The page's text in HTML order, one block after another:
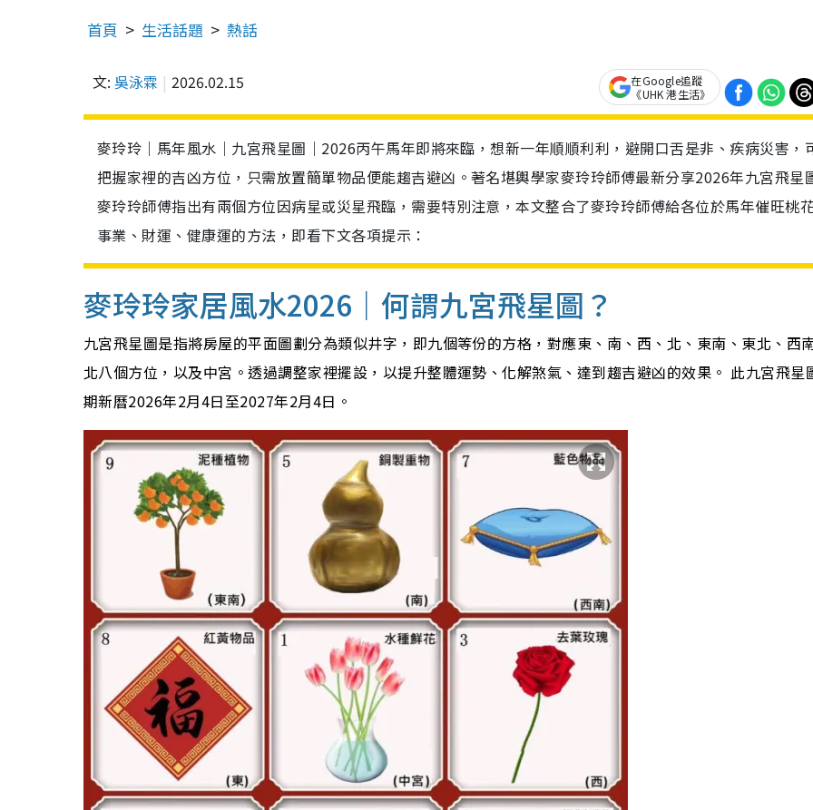
首頁 生活話題 熱話
文: 吳泳霖 2026.02.15
在Google追蹤
《UHK 港生活》
麥玲玲｜馬年風水｜九宮飛星圖｜2026丙午馬年即將來臨，想新一年順順利利，避開口舌是非、疾病災害，
把握家裡的吉凶方位，只需放置簡單物品便能趨吉避凶。著名堪輿學家麥玲玲師傅最新分享2026年九宮飛星
麥玲玲師傅指出有兩個方位因病星或災星飛臨，需要特別注意，本文整合了麥玲玲師傅給各位於馬年催旺桃花
事業、財運、健康運的方法，即看下文各項提示：
麥玲玲家居風水2026｜ 何謂九宮飛星圖？
九宮飛星圖是指將房屋的平面圖劃分為類似井字，即九個等份的方格，對應東、南、西、北、東南、東北、西
北八個方位，以及中宮。透過調整家裡擺設，以提升整體運勢、化解煞氣、達到趨吉避凶的效果。 此九宮飛星
期新曆2026年2月4日至2027年2月4日。